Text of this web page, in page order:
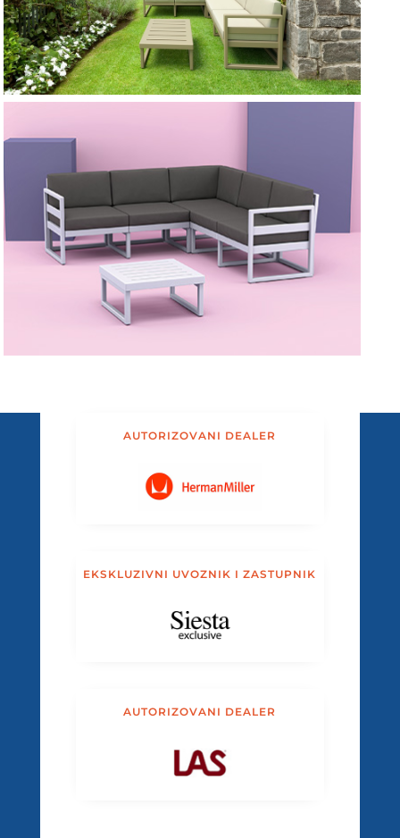
AUTORIZOVANI DEALER
EKSKLUZIVNI UVOZNIK I ZASTUPNIK
AUTORIZOVANI DEALER